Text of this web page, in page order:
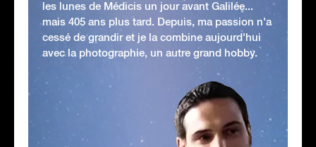
les lunes de Médicis un jour avant Galilée...
mais 405 ans plus tard. Depuis, ma passion n'a
cessé de grandir et je la combine aujourd'hui
avec la photographie, un autre grand hobby.